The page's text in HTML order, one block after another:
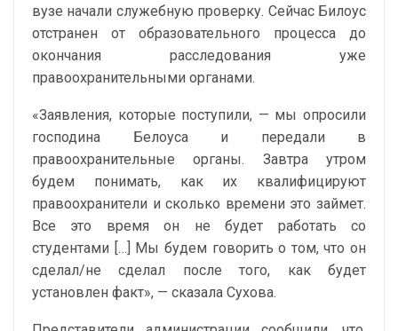
вузе начали служебную проверку. Сейчас Билоус
отстранен от образовательного процесса до
окончания расследования уже
правоохранительными органами.
«Заявления, которые поступили, — мы опросили
господина Белоуса и передали в
правоохранительные органы. Завтра утром
будем понимать, как их квалифицируют
правоохранители и сколько времени это займет.
Все это время он не будет работать со
студентами […] Мы будем говорить о том, что он
сделал/не сделал после того, как будет
установлен факт», — сказала Сухова.